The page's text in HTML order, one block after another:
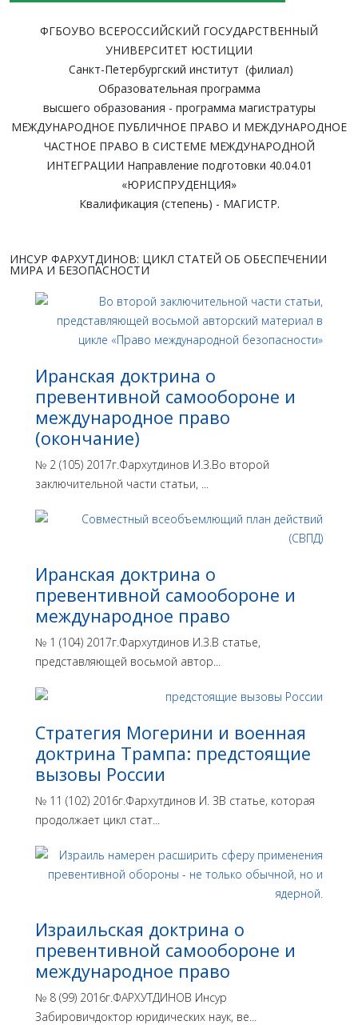
ФГБОУВО ВСЕРОССИЙСКИЙ ГОСУДАРСТВЕННЫЙ
УНИВЕРСИТЕТ ЮСТИЦИИ
Санкт-Петербургский институт (филиал)
Образовательная программа
высшего образования - программа магистратуры
МЕЖДУНАРОДНОЕ ПУБЛИЧНОЕ ПРАВО И МЕЖДУНАРОДНОЕ
ЧАСТНОЕ ПРАВО В СИСТЕМЕ МЕЖДУНАРОДНОЙ
ИНТЕГРАЦИИ Направление подготовки 40.04.01
«ЮРИСПРУДЕНЦИЯ»
Квалификация (степень) - МАГИСТР.
ИНСУР ФАРХУТДИНОВ: ЦИКЛ СТАТЕЙ ОБ ОБЕСПЕЧЕНИИ
МИРА И БЕЗОПАСНОСТИ
Иранская доктрина о
превентивной самообороне и
международное право
(окончание)
№ 2 (105) 2017г.Фархутдинов И.З.Во второй
заключительной части статьи, ...
Иранская доктрина о
превентивной самообороне и
международное право
№ 1 (104) 2017г.Фархутдинов И.З.В статье,
представляющей восьмой автор...
Стратегия Могерини и военная
доктрина Трампа: предстоящие
вызовы России
№ 11 (102) 2016г.Фархутдинов И. ЗВ статье, которая
продолжает цикл стат...
Израильская доктрина o
превентивной самообороне и
международное право
№ 8 (99) 2016г.ФАРХУТДИНОВ Инсур
Забировичдоктор юридических наук, ве...